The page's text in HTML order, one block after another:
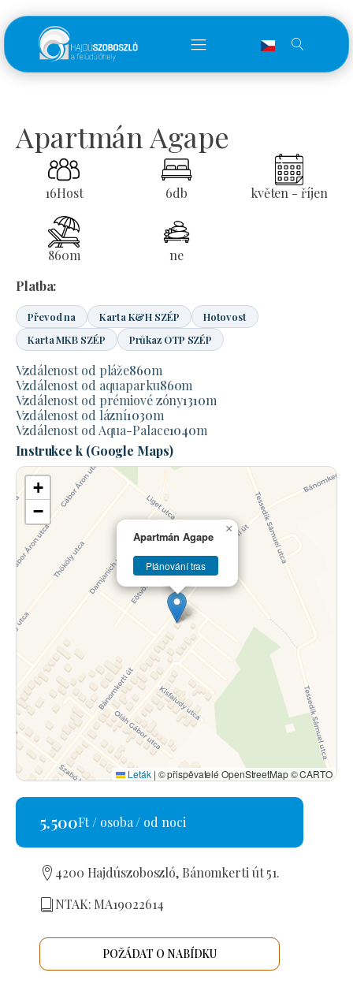
Apartmán Agape
16Host 6db květen - říjen
860m
ne
Platba:
Převod na Karta K&H SZÉP
Hotovost
Karta MKB SZÉP
Průkaz OTP SZÉP
Vzdálenost od pláže860m
Vzdálenost od aquaparku860m
Vzdálenost od prémiové zóny1310m
Vzdálenost od lázní1030m
Vzdálenost od Aqua-Palace1040m
Instrukce k (Google Maps)
Apartmán Agape
Plánování tras
×
+
−
Leták | © přispěvatelé OpenStreetMap © CARTO
5.500Ft / osoba / od noci
4200 Hajdúszoboszló, Bánomkerti út 51.
NTAK: MA19022614
POŽÁDAT O NABÍDKU